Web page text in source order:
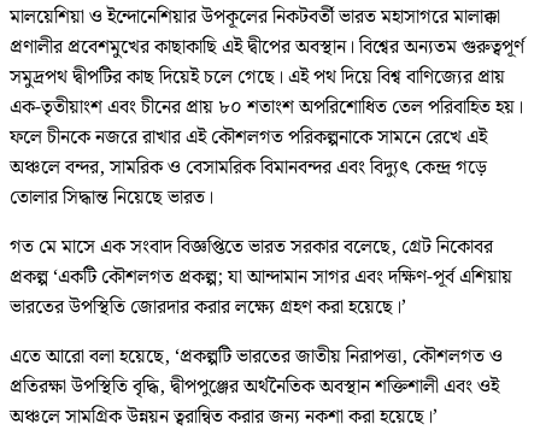
মালয়েশিয়া ও ইন্দোনেশিয়ার উপকূলের নিকটবর্তী ভারত মহাসাগরে মালাক্কা
প্রণালীর প্রবেশমুখের কাছাকাছি এই দ্বীপের অবস্থান। বিশ্বের অন্যতম গুরুত্বপূর্ণ
সমুদ্রপথ দ্বীপটির কাছ দিয়েই চলে গেছে। এই পথ দিয়ে বিশ্ব বাণিজ্যের প্রায়
এক-তৃতীয়াংশ এবং চীনের প্রায় ৮০ শতাংশ অপরিশোধিত তেল পরিবাহিত হয়।
ফলে চীনকে নজরে রাখার এই কৌশলগত পরিকল্পনাকে সামনে রেখে এই
অঞ্চলে বন্দর, সামরিক ও বেসামরিক বিমানবন্দর এবং বিদ্যুৎ কেন্দ্র গড়ে
তোলার সিদ্ধান্ত নিয়েছে ভারত।
গত মে মাসে এক সংবাদ বিজ্ঞপ্তিতে ভারত সরকার বলেছে, গ্রেট নিকোবর
প্রকল্প ‘একটি কৌশলগত প্রকল্প; যা আন্দামান সাগর এবং দক্ষিণ-পূর্ব এশিয়ায়
ভারতের উপস্থিতি জোরদার করার লক্ষ্যে গ্রহণ করা হয়েছে।’
এতে আরো বলা হয়েছে, ‘প্রকল্পটি ভারতের জাতীয় নিরাপত্তা, কৌশলগত ও
প্রতিরক্ষা উপস্থিতি বৃদ্ধি, দ্বীপপুঞ্জের অর্থনৈতিক অবস্থান শক্তিশালী এবং ওই
অঞ্চলে সামগ্রিক উন্নয়ন ত্বরান্বিত করার জন্য নকশা করা হয়েছে।’